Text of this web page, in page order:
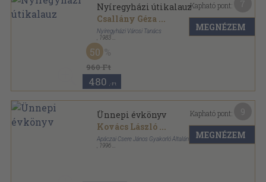
Nyíregyházi útikalauz
Csallány Géza ...
Nyíregyházi Városi Tanács
1983
Ragasztott papírkötés
Nyíregyházi kiskönyvtár sorozat
960 Ft
50
480 ,-Ft
Kapható pont:
MEGNÉZEM
Ünnepi évkönyv
Kovács László ...
Apáczai Csere János Gyakorló Általános Iskola
1996
Kapható pont:
MEGNÉZEM